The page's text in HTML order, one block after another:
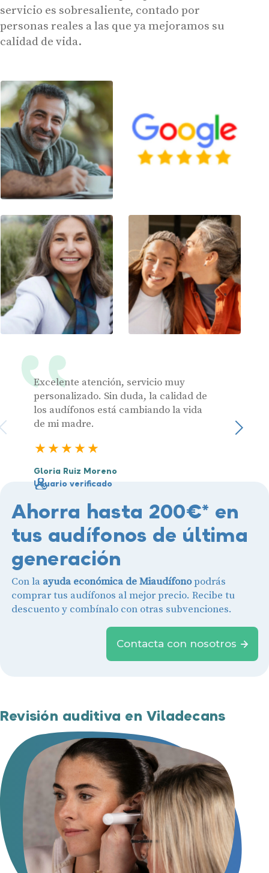
servicio es sobresaliente, contado por
personas reales a las que ya mejoramos su
calidad de vida.
Excelente atención, servicio muy
personalizado. Sin duda, la calidad de
los audífonos está cambiando la vida
de mi madre.
Gloria Ruiz Moreno
Usuario verificado
Julia
Ahorra hasta 200€* en
tus audífonos de última
generación
Con la ayuda económica de Miaudífonopodrás
comprar tus audífonos al mejor precio. Recibe tu
descuento y combínalo con otras subvenciones.
Contacta con nosotros
Revisión auditiva en Viladecans